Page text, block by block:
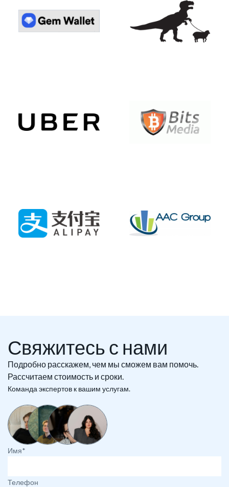
Свяжитесь с нами
Подробно расскажем, чем мы сможем вам помочь.
Рассчитаем стоимость и сроки.
Команда экспертов к вашим услугам.
Имя*
Телефон